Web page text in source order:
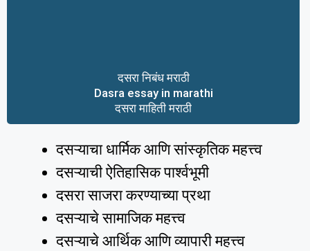
दसरा निबंध मराठी
Dasra essay in marathi
दसरा माहिती मराठी
दसऱ्याचा धार्मिक आणि सांस्कृतिक महत्त्व
दसऱ्याची ऐतिहासिक पार्श्वभूमी
दसरा साजरा करण्याच्या प्रथा
दसऱ्याचे सामाजिक महत्त्व
दसऱ्याचे आर्थिक आणि व्यापारी महत्त्व